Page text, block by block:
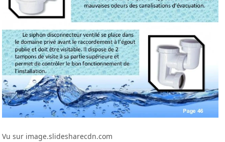
Vu sur image.slidesharecdn.com